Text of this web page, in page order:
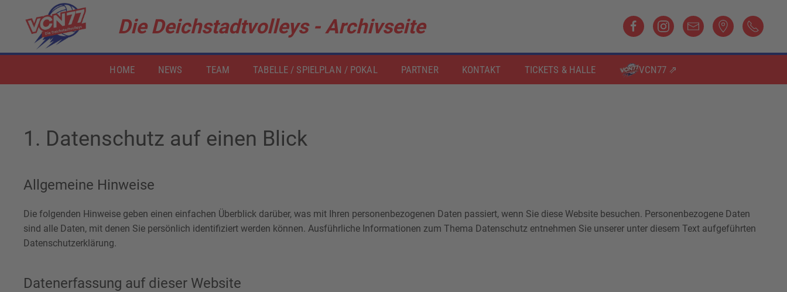
Zum Hauptinhalt springenDie Deichstadtvolleys - Archivseite
HOME NEWS TEAM TABELLE / SPIELPLAN / POKAL PARTNER KONTAKT TICKETS & HALLE VCN77 ⇗
1. Datenschutz auf einen Blick
Allgemeine Hinweise
Die folgenden Hinweise geben einen einfachen Überblick darüber, was mit Ihren personenbezogenen Daten passiert, wenn Sie diese Website besuchen. Personenbezogene Daten
sind alle Daten, mit denen Sie persönlich identifiziert werden können. Ausführliche Informationen zum Thema Datenschutz entnehmen Sie unserer unter diesem Text aufgeführten
Datenschutzerklärung.
Datenerfassung auf dieser Website